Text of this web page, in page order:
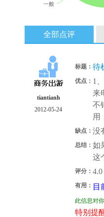
一般
全部点评
tiantianh
2012-05-24
标题： 待
优点： 1
来
不
用
缺点： 没
总结： 如
这
评分： 4.0
有用： 目
此信息对
特别提